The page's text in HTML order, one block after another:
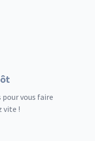
vous faire
vite !